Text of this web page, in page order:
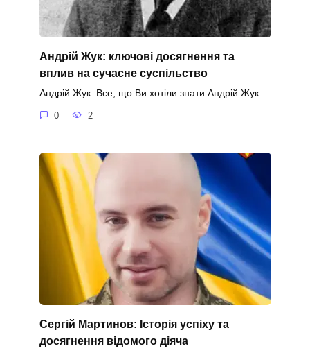
Андрій Жук: ключові досягнення та
вплив на сучасне суспільство
Андрій Жук: Все, що Ви хотіли знати Андрій Жук –
0 2
Сергій Мартинов: Історія успіху та
досягнення відомого діяча